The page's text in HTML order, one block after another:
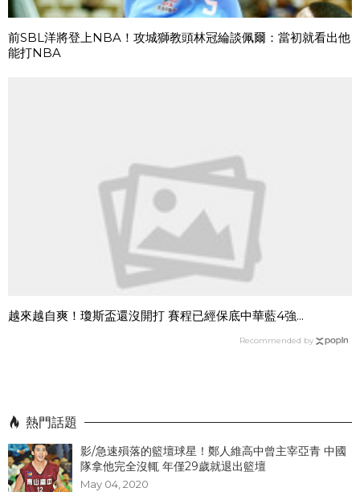
前SBL洋將登上NBA！攻城獅教頭林冠綸談佩爾：當初就看出他
能打NBA
越來越自爽！瓊斯盃還沒開打 賽程已經保底中華藍4強...
Recommended by
熱門話題
影/急速殞落的籃壇球星！鄭人維高中曾主宰亞青 中國
隊拿他完全沒輒 年僅29歲就退出籃壇
May 04, 2020